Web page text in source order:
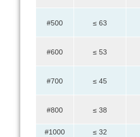
#500 ≤ 63
#600 ≤ 53
#700 ≤ 45
#800 ≤ 38
#1000
≤ 32